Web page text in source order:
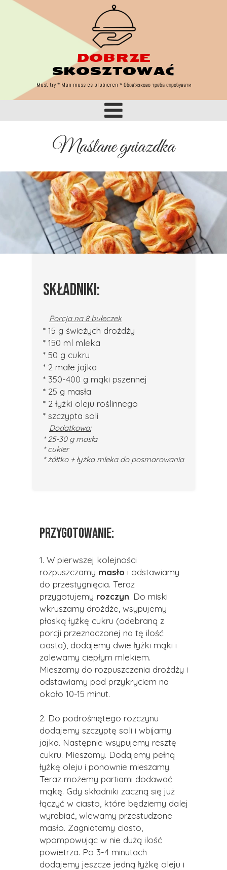
PRZYGOTOWANIE:
1. W pierwszej kolejności
rozpuszczamy masło i odstawiamy
do przestygnięcia. Teraz
przygotujemy rozczyn. Do miski
wkruszamy drożdże, wsypujemy
płaską łyżkę cukru (odebraną z
porcji przeznaczonej na tę ilość
ciasta), dodajemy dwie łyżki mąki i
zalewamy ciepłym mlekiem.
Mieszamy do rozpuszczenia drożdży i
odstawiamy pod przykryciem na
około 10-15 minut.
2. Do podrośniętego rozczynu
dodajemy szczyptę soli i wbijamy
jajka. Następnie wsypujemy resztę
cukru. Mieszamy. Dodajemy pełną
łyżkę oleju i ponownie mieszamy.
Teraz możemy partiami dodawać
mąkę. Gdy składniki zaczną się już
łączyć w ciasto, które będziemy dalej
wyrabiać, wlewamy przestudzone
masło. Zagniatamy ciasto,
wpompowując w nie dużą ilość
powietrza. Po 3-4 minutach
dodajemy jeszcze jedną łyżkę oleju i
Maślane gniazdka
SKŁADNIKI:
Porcja na 8 bułeczek
* 15 g świeżych drożdży
* 150 ml mleka
* 50 g cukru
* 2 małe jajka
* 350-400 g mąki pszennej
* 25 g masła
* 2 łyżki oleju roślinnego
* szczypta soli
Dodatkowo:
* 25-30 g masła
* cukier
* żółtko + łyżka mleka do posmarowania
DOBRZE
SKOSZTOWAĆ
Must-try * Man muss es probieren * Обов'язково треба спробувати
Must try